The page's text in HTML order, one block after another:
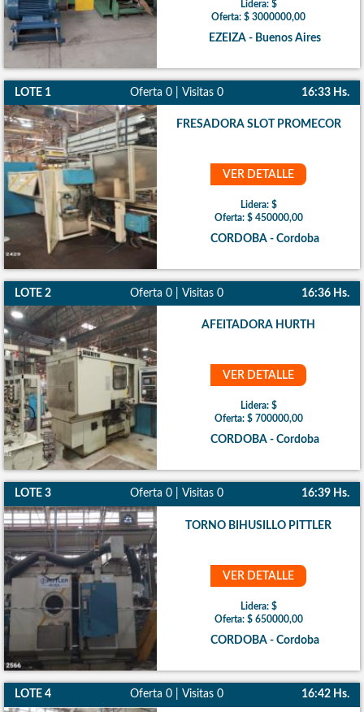
Lidera: $
Oferta: $ 3000000,00
EZEIZA - Buenos Aires
LOTE 1 Oferta 0 | Visitas 0 16:33 Hs.
FRESADORA SLOT PROMECOR
VER DETALLE
Lidera: $
Oferta: $ 450000,00
CORDOBA - Cordoba
LOTE 2 Oferta 0 | Visitas 0 16:36 Hs.
AFEITADORA HURTH
VER DETALLE
Lidera: $
Oferta: $ 700000,00
CORDOBA - Cordoba
LOTE 3 Oferta 0 | Visitas 0 16:39 Hs.
TORNO BIHUSILLO PITTLER
VER DETALLE
Lidera: $
Oferta: $ 650000,00
CORDOBA - Cordoba
LOTE 4 Oferta 0 | Visitas 0 16:42 Hs.